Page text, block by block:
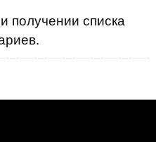
получении списка